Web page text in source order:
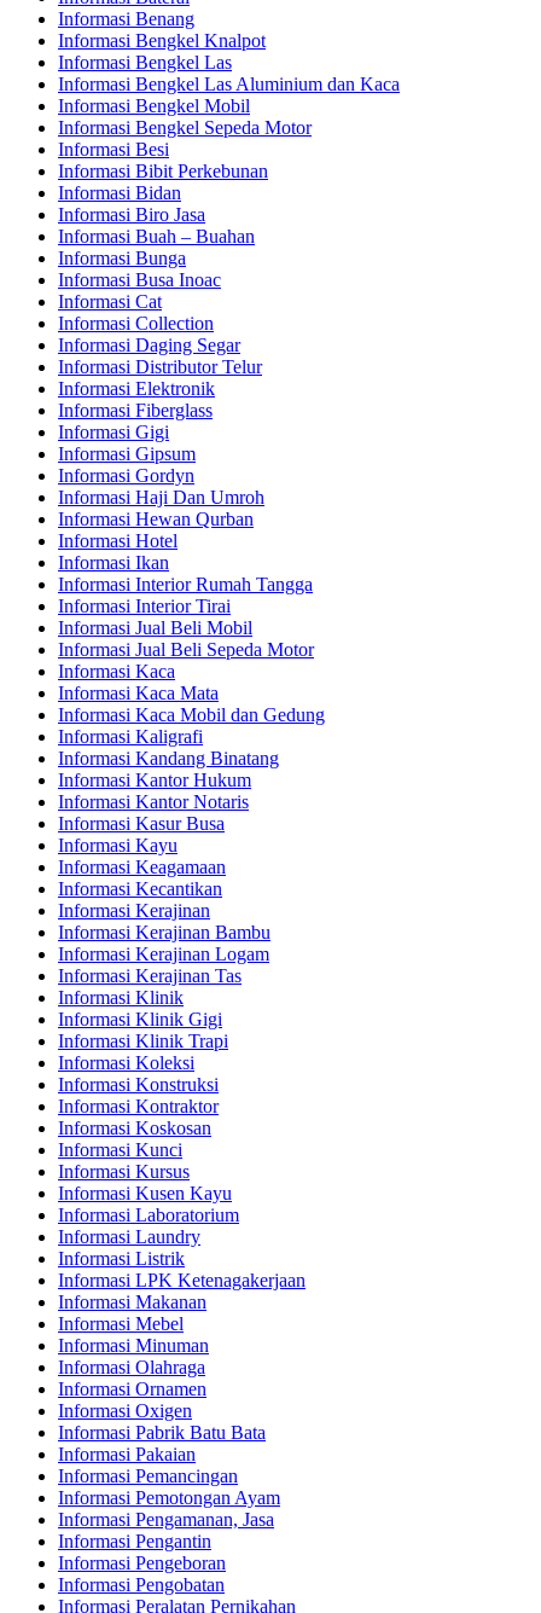
Informasi Benang
Informasi Bengkel Knalpot
Informasi Bengkel Las
Informasi Bengkel Las Aluminium dan Kaca
Informasi Bengkel Mobil
Informasi Bengkel Sepeda Motor
Informasi Besi
Informasi Bibit Perkebunan
Informasi Bidan
Informasi Biro Jasa
Informasi Buah – Buahan
Informasi Bunga
Informasi Busa Inoac
Informasi Cat
Informasi Collection
Informasi Daging Segar
Informasi Distributor Telur
Informasi Elektronik
Informasi Fiberglass
Informasi Gigi
Informasi Gipsum
Informasi Gordyn
Informasi Haji Dan Umroh
Informasi Hewan Qurban
Informasi Hotel
Informasi Ikan
Informasi Interior Rumah Tangga
Informasi Interior Tirai
Informasi Jual Beli Mobil
Informasi Jual Beli Sepeda Motor
Informasi Kaca
Informasi Kaca Mata
Informasi Kaca Mobil dan Gedung
Informasi Kaligrafi
Informasi Kandang Binatang
Informasi Kantor Hukum
Informasi Kantor Notaris
Informasi Kasur Busa
Informasi Kayu
Informasi Keagamaan
Informasi Kecantikan
Informasi Kerajinan
Informasi Kerajinan Bambu
Informasi Kerajinan Logam
Informasi Kerajinan Tas
Informasi Klinik
Informasi Klinik Gigi
Informasi Klinik Trapi
Informasi Koleksi
Informasi Konstruksi
Informasi Kontraktor
Informasi Koskosan
Informasi Kunci
Informasi Kursus
Informasi Kusen Kayu
Informasi Laboratorium
Informasi Laundry
Informasi Listrik
Informasi LPK Ketenagakerjaan
Informasi Makanan
Informasi Mebel
Informasi Minuman
Informasi Olahraga
Informasi Ornamen
Informasi Oxigen
Informasi Pabrik Batu Bata
Informasi Pakaian
Informasi Pemancingan
Informasi Pemotongan Ayam
Informasi Pengamanan, Jasa
Informasi Pengantin
Informasi Pengeboran
Informasi Pengobatan
Informasi Peralatan Pernikahan